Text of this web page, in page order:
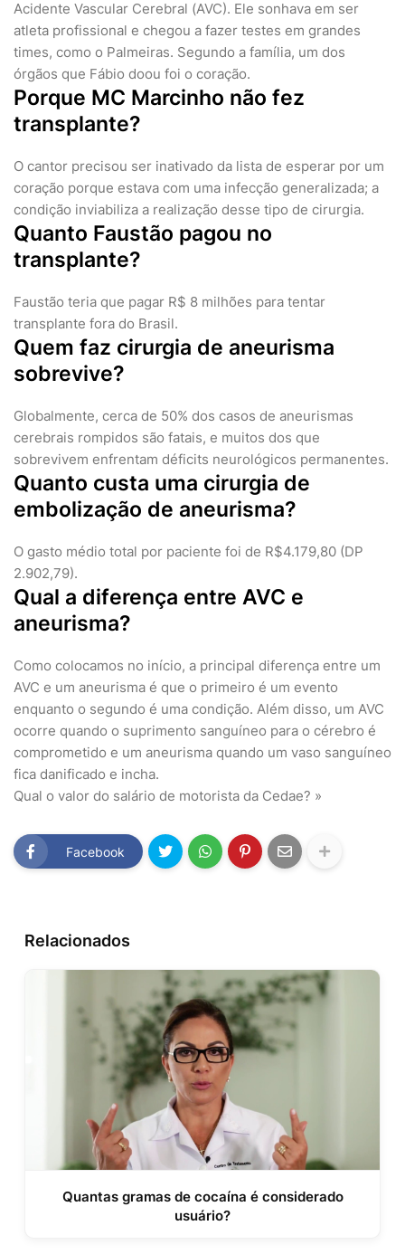
Acidente Vascular Cerebral (AVC). Ele sonhava em ser
atleta profissional e chegou a fazer testes em grandes
times, como o Palmeiras. Segundo a família, um dos
órgãos que Fábio doou foi o coração.
Porque MC Marcinho não fez
transplante?
O cantor precisou ser inativado da lista de esperar por um
coração porque estava com uma infecção generalizada; a
condição inviabiliza a realização desse tipo de cirurgia.
Quanto Faustão pagou no
transplante?
Faustão teria que pagar R$ 8 milhões para tentar
transplante fora do Brasil.
Quem faz cirurgia de aneurisma
sobrevive?
Globalmente, cerca de 50% dos casos de aneurismas
cerebrais rompidos são fatais, e muitos dos que
sobrevivem enfrentam déficits neurológicos permanentes.
Quanto custa uma cirurgia de
embolização de aneurisma?
O gasto médio total por paciente foi de R$4.179,80 (DP
2.902,79).
Qual a diferença entre AVC e
aneurisma?
Como colocamos no início, a principal diferença entre um
AVC e um aneurisma é que o primeiro é um evento
enquanto o segundo é uma condição. Além disso, um AVC
ocorre quando o suprimento sanguíneo para o cérebro é
comprometido e um aneurisma quando um vaso sanguíneo
fica danificado e incha.
Qual o valor do salário de motorista da Cedae? »
Facebook
Relacionados
Quantas gramas de cocaína é considerado
usuário?